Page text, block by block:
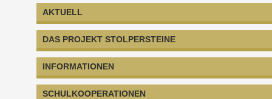
AKTUELL
DAS PROJEKT STOLPERSTEINE
INFORMATIONEN
SCHULKOOPERATIONEN